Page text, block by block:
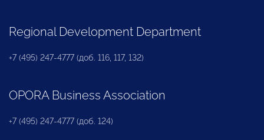
Regional Development Department
+7 (495) 247-4777 (доб. 116, 117, 132)
OPORA Business Association
+7 (495) 247-4777 (доб. 124)